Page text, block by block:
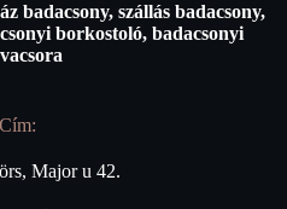
badacsony, szállás badacsony,
borkostoló, badacsonyi
Cím:
Major u 42.